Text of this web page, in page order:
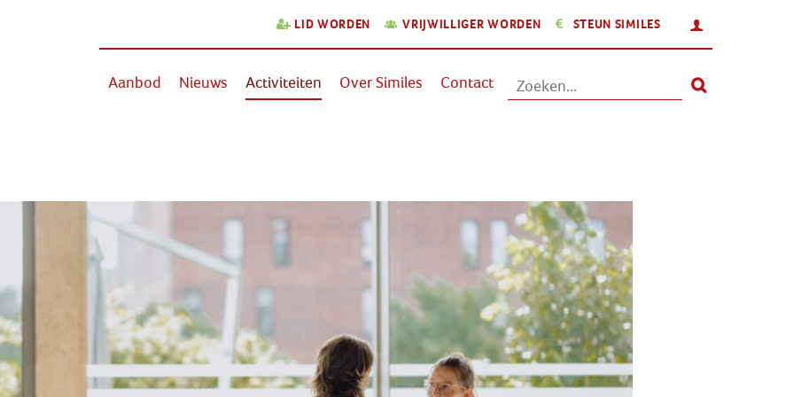
LID WORDEN VRIJWILLIGER WORDEN STEUN SIMILES
Aanbod Nieuws Activiteiten Over Similes Contact
Contact
Lid worden
Vrijwilliger worden
Steun Similes